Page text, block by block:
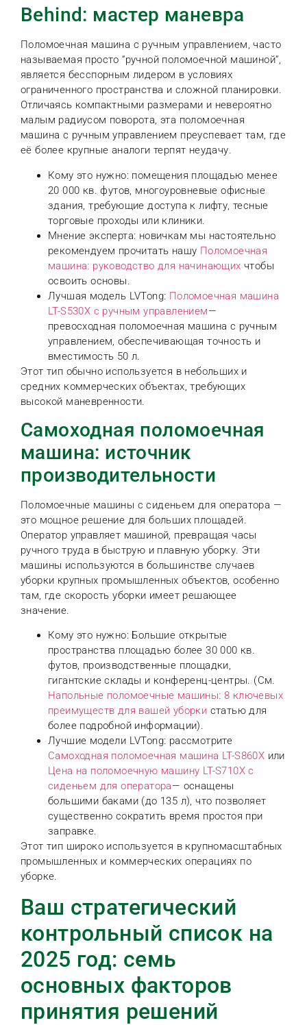
Behind: мастер маневра
Поломоечная машина с ручным управлением, часто
называемая просто “ручной поломоечной машиной”,
является бесспорным лидером в условиях
ограниченного пространства и сложной планировки.
Отличаясь компактными размерами и невероятно
малым радиусом поворота, эта поломоечная
машина с ручным управлением преуспевает там, где
её более крупные аналоги терпят неудачу.
Кому это нужно: помещения площадью менее
20 000 кв. футов, многоуровневые офисные
здания, требующие доступа к лифту, тесные
торговые проходы или клиники.
Мнение эксперта: новичкам мы настоятельно
рекомендуем прочитать нашу Поломоечная
машина: руководство для начинающих чтобы
освоить основы.
Лучшая модель LVTong: Поломоечная машина
LT-S530X с ручным управлением—
превосходная поломоечная машина с ручным
управлением, обеспечивающая точность и
вместимость 50 л.
Этот тип обычно используется в небольших и
средних коммерческих объектах, требующих
высокой маневренности.
Самоходная поломоечная
машина: источник
производительности
Поломоечные машины с сиденьем для оператора —
это мощное решение для больших площадей.
Оператор управляет машиной, превращая часы
ручного труда в быструю и плавную уборку. Эти
машины используются в большинстве случаев
уборки крупных промышленных объектов, особенно
там, где скорость уборки имеет решающее
значение.
Кому это нужно: Большие открытые
пространства площадью более 30 000 кв.
футов, производственные площадки,
гигантские склады и конференц-центры. (См.
Напольные поломоечные машины: 8 ключевых
преимуществ для вашей уборки статью для
более подробной информации).
Лучшие модели LVTong: рассмотрите
Самоходная поломоечная машина LT-S860X или
Цена на поломоечную машину LT-S710X с
сиденьем для оператора— оснащены
большими баками (до 135 л), что позволяет
существенно сократить время простоя при
заправке.
Этот тип широко используется в крупномасштабных
промышленных и коммерческих операциях по
уборке.
Ваш стратегический
контрольный список на
2025 год: семь
основных факторов
принятия решений